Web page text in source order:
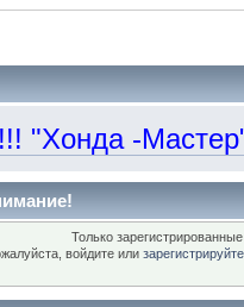
-Мастер"
Только
войдите или